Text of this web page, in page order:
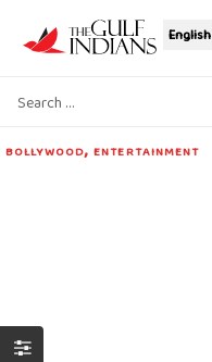
English
BOLLYWOOD,ENTERTAINMENT